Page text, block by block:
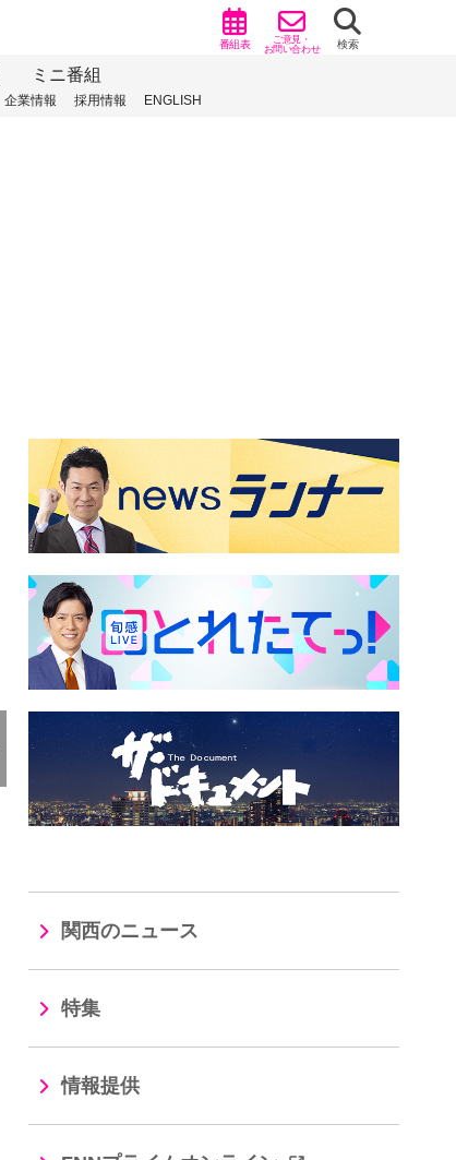
番組表 ご意見・
お問い合わせ 検索
ミニ番組
企業情報 採用情報 ENGLISH
関西のニュース
特集
情報提供